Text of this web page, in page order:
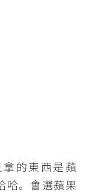
的東西是蘋
哈。會選蘋果